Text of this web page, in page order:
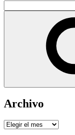
por:
Archivo
Archivo